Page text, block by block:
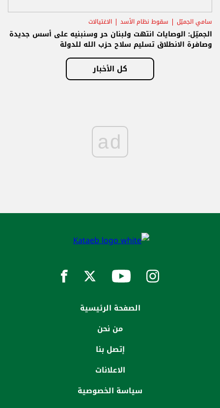
سامي الجميّل سقوط نظام الأسد الاغتيالات
الجميّل: الوصايات انتهت ولبنان حر وسنبنيه على أسس جديدة
وصافرة الانطلاق تسليم سلاح حزب الله للدولة
كل الأخبار
ad
الصفحة الرئيسية
من نحن
إتصل بنا
الاعلانات
سياسة الخصوصية